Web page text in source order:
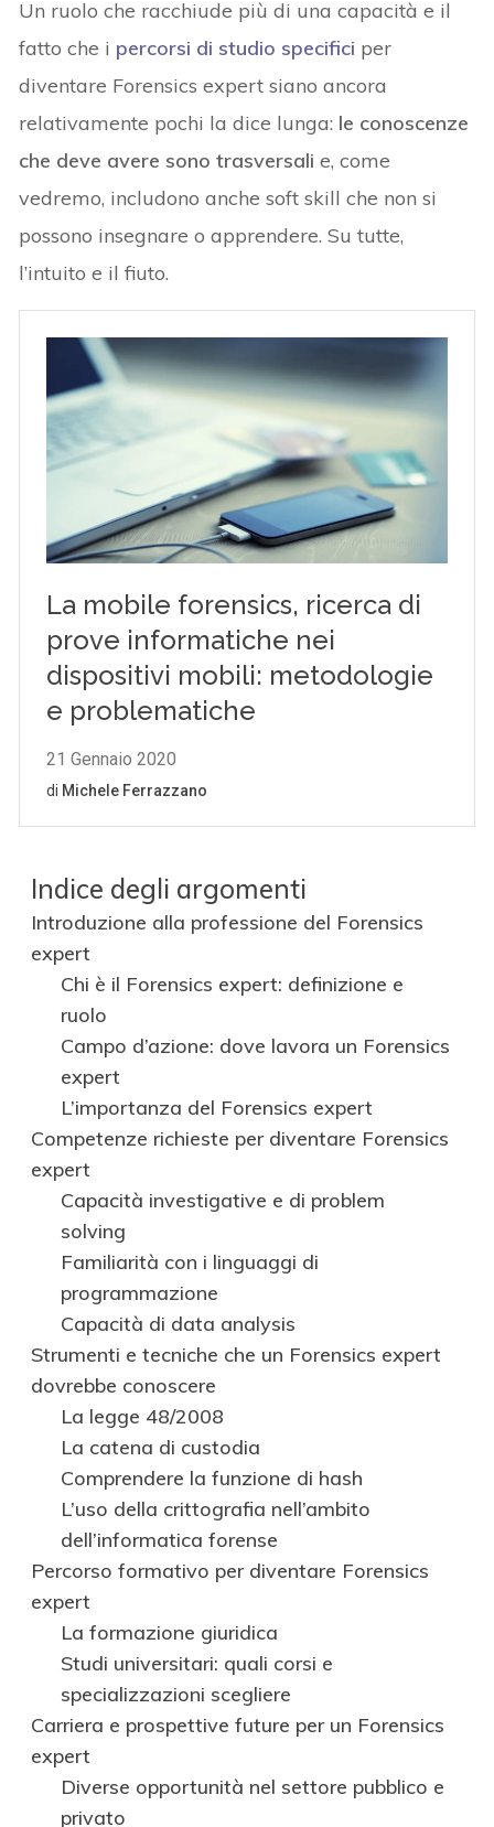
Un ruolo che racchiude più di una capacità e il
fatto che i percorsi di studio specifici per
diventare Forensics expert siano ancora
relativamente pochi la dice lunga: le conoscenze
che deve avere sono trasversalie, come
vedremo, includono anche soft skill che non si
possono insegnare o apprendere. Su tutte,
l’intuito e il fiuto.
Indice degli argomenti
Introduzione alla professione del Forensics
expert
Chi è il Forensics expert: definizione e
ruolo
Campo d’azione: dove lavora un Forensics
expert
L’importanza del Forensics expert
Competenze richieste per diventare Forensics
expert
Capacità investigative e di problem
solving
Familiarità con i linguaggi di
programmazione
Capacità di data analysis
Strumenti e tecniche che un Forensics expert
dovrebbe conoscere
La legge 48/2008
La catena di custodia
Comprendere la funzione di hash
L’uso della crittografia nell’ambito
dell’informatica forense
Percorso formativo per diventare Forensics
expert
La formazione giuridica
Studi universitari: quali corsi e
specializzazioni scegliere
Carriera e prospettive future per un Forensics
expert
Diverse opportunità nel settore pubblico e
privato